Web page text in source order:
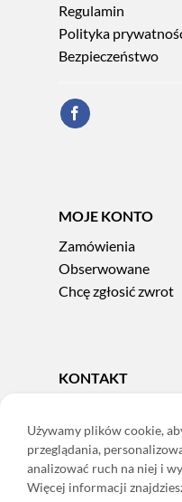
Regulamin
Polityka
Bezpieczeństwo
MOJE KONTO
Zamówienia
Obserwowane
Chcę zgłosić zwrot
KONTAKT
e-mail:
poniedziałek -
Adoris Dorota
Używamy plików cookie,
przeglądania,
analizować ruch na niej i
Więcej informacji